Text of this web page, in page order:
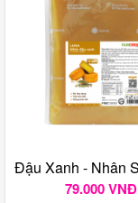
79.000 VNĐ